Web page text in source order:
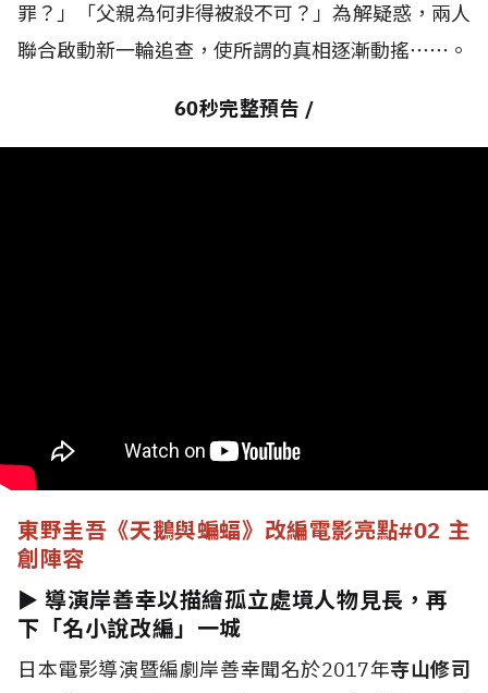
罪？」「父親為何非得被殺不可？」為解疑惑，兩人
聯合啟動新一輪追查，使所謂的真相逐漸動搖⋯⋯。
60秒完整預告 /
東野圭吾《天鵝與蝙蝠》改編電影亮點#02 主
創陣容
► 導演岸善幸以描繪孤立處境人物見長，再
下「名小說改編」一城
日本電影導演暨編劇岸善幸聞名於2017年寺山修司